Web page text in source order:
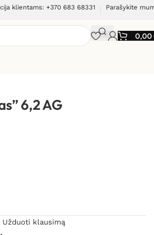
klientams: +370 683 68331 Parašykite
0,00
6,2 AG
Užduoti klausimą